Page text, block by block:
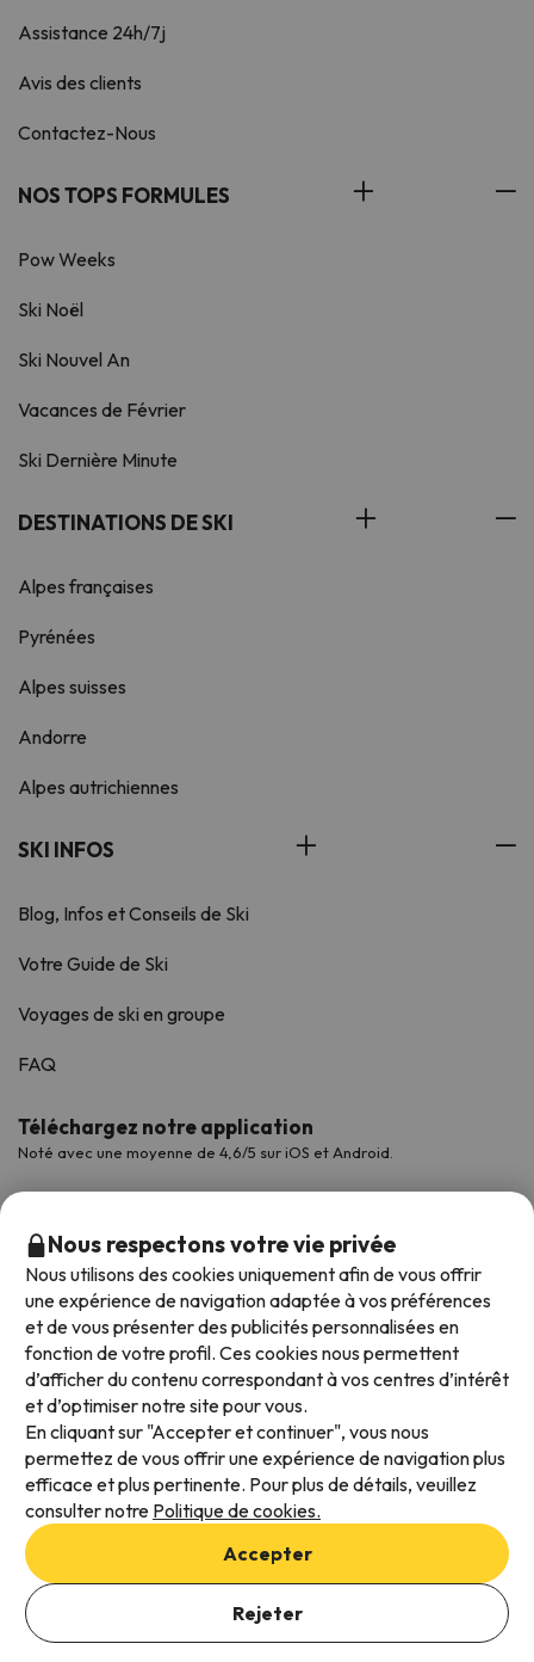
Assistance 24h/7j
Avis des clients
Contactez-Nous
NOS TOPS FORMULES
Pow Weeks
Ski Noël
Ski Nouvel An
Vacances de Février
Ski Dernière Minute
DESTINATIONS DE SKI
Alpes françaises
Pyrénées
Alpes suisses
Andorre
Alpes autrichiennes
SKI INFOS
Blog, Infos et Conseils de Ski
Votre Guide de Ski
Voyages de ski en groupe
FAQ
Téléchargez notre application
Noté avec une moyenne de 4,6/5 sur iOS et Android.
Modes de paiement disponibles
Conditions générales d'utilisation
Protection des données
Politique en matière de cookies
Nous respectons votre vie privée
Nous utilisons des cookies uniquement afin de vous offrir
une expérience de navigation adaptée à vos préférences
et de vous présenter des publicités personnalisées en
fonction de votre profil. Ces cookies nous permettent
d’afficher du contenu correspondant à vos centres d’intérêt
et d’optimiser notre site pour vous.
En cliquant sur "Accepter et continuer", vous nous
permettez de vous offrir une expérience de navigation plus
efficace et plus pertinente. Pour plus de détails, veuillez
consulter notre Politique de cookies.
Accepter
Rejeter